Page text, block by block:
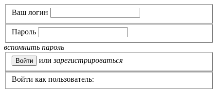
Ваш логин
Пароль
вспомнить пароль
или зарегистрироваться
Войти как пользователь: